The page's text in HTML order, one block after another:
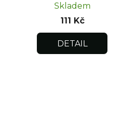
Skladem
111 Kč
DETAIL